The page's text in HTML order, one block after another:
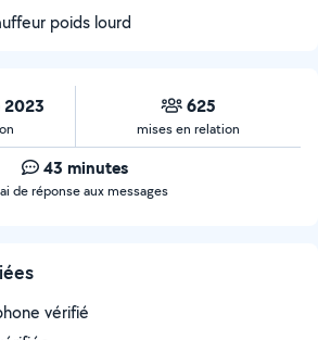
poids lourd
2023 625
mises en relation
43 minutes
de réponse aux messages
vérifié